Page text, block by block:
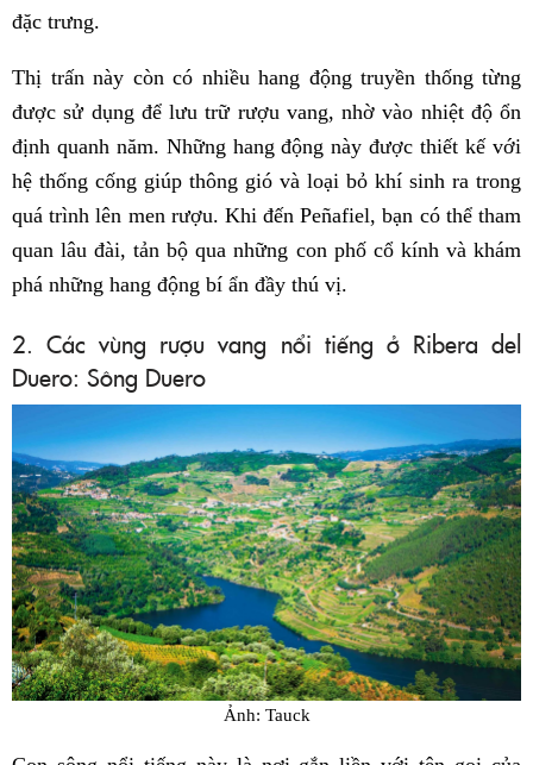
đặc trưng.
Thị trấn này còn có nhiều hang động truyền thống từng
được sử dụng để lưu trữ rượu vang, nhờ vào nhiệt độ ổn
định quanh năm. Những hang động này được thiết kế với
hệ thống cống giúp thông gió và loại bỏ khí sinh ra trong
quá trình lên men rượu. Khi đến Peñafiel, bạn có thể tham
quan lâu đài, tản bộ qua những con phố cổ kính và khám
phá những hang động bí ẩn đầy thú vị.
2. Các vùng rượu vang nổi tiếng ở Ribera del
Duero: Sông Duero
Ảnh: Tauck